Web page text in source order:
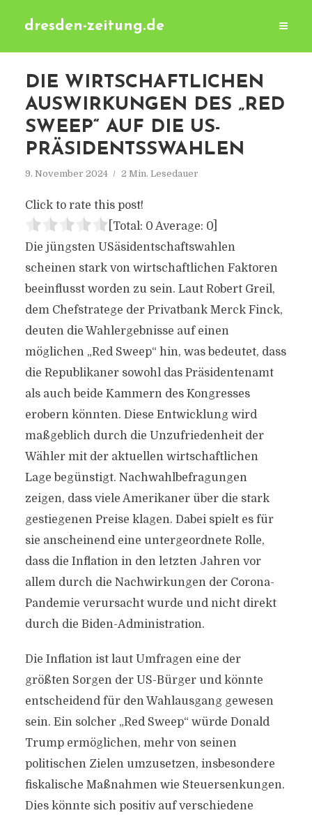
dresden-zeitung.de
DIE WIRTSCHAFTLICHEN
AUSWIRKUNGEN DES „RED
SWEEP“ AUF DIE US-
PRÄSIDENTSSWAHLEN
9. November 2024 2 Min. Lesedauer
Click to rate this post!
[Total: 0 Average: 0]
Die jüngsten USäsidentschaftswahlen
scheinen stark von wirtschaftlichen Faktoren
beeinflusst worden zu sein. Laut Robert Greil,
dem Chefstratege der Privatbank Merck Finck,
deuten die Wahlergebnisse auf einen
möglichen „Red Sweep“ hin, was bedeutet, dass
die Republikaner sowohl das Präsidentenamt
als auch beide Kammern des Kongresses
erobern könnten. Diese Entwicklung wird
maßgeblich durch die Unzufriedenheit der
Wähler mit der aktuellen wirtschaftlichen
Lage begünstigt. Nachwahlbefragungen
zeigen, dass viele Amerikaner über die stark
gestiegenen Preise klagen. Dabei spielt es für
sie anscheinend eine untergeordnete Rolle,
dass die Inflation in den letzten Jahren vor
allem durch die Nachwirkungen der Corona-
Pandemie verursacht wurde und nicht direkt
durch die Biden-Administration.
Die Inflation ist laut Umfragen eine der
größten Sorgen der US-Bürger und könnte
entscheidend für den Wahlausgang gewesen
sein. Ein solcher „Red Sweep“ würde Donald
Trump ermöglichen, mehr von seinen
politischen Zielen umzusetzen, insbesondere
fiskalische Maßnahmen wie Steuersenkungen.
Dies könnte sich positiv auf verschiedene